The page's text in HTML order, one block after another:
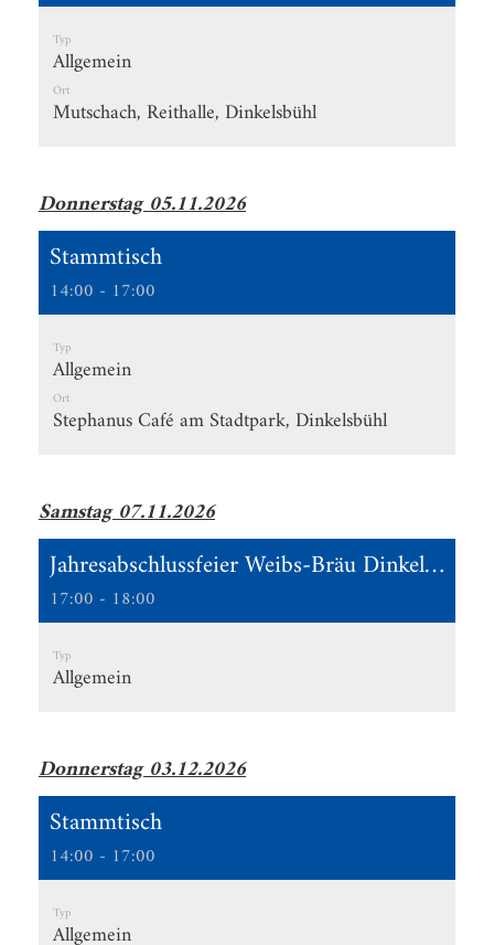
Typ
Allgemein
Ort
Mutschach, Reithalle, Dinkelsbühl
Donnerstag 05.11.2026
Stammtisch
14:00 - 17:00
Typ
Allgemein
Ort
Stephanus Café am Stadtpark, Dinkelsbühl
Samstag 07.11.2026
Jahresabschlussfeier Weibs-Bräu Dinkelsbühl - Motto Märchen -
17:00 - 18:00
Typ
Allgemein
Donnerstag 03.12.2026
Stammtisch
14:00 - 17:00
Typ
Allgemein